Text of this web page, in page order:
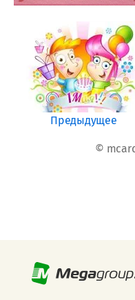
Предыдущее
©